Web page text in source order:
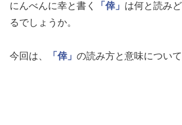
にんべんに幸と書く 「倖」 は何と読み
るでしょうか。
今回は、 「倖」 の読み方と意味について